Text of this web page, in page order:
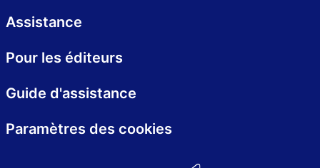
Assistance
Pour les éditeurs
Guide d'assistance
Paramètres des cookies